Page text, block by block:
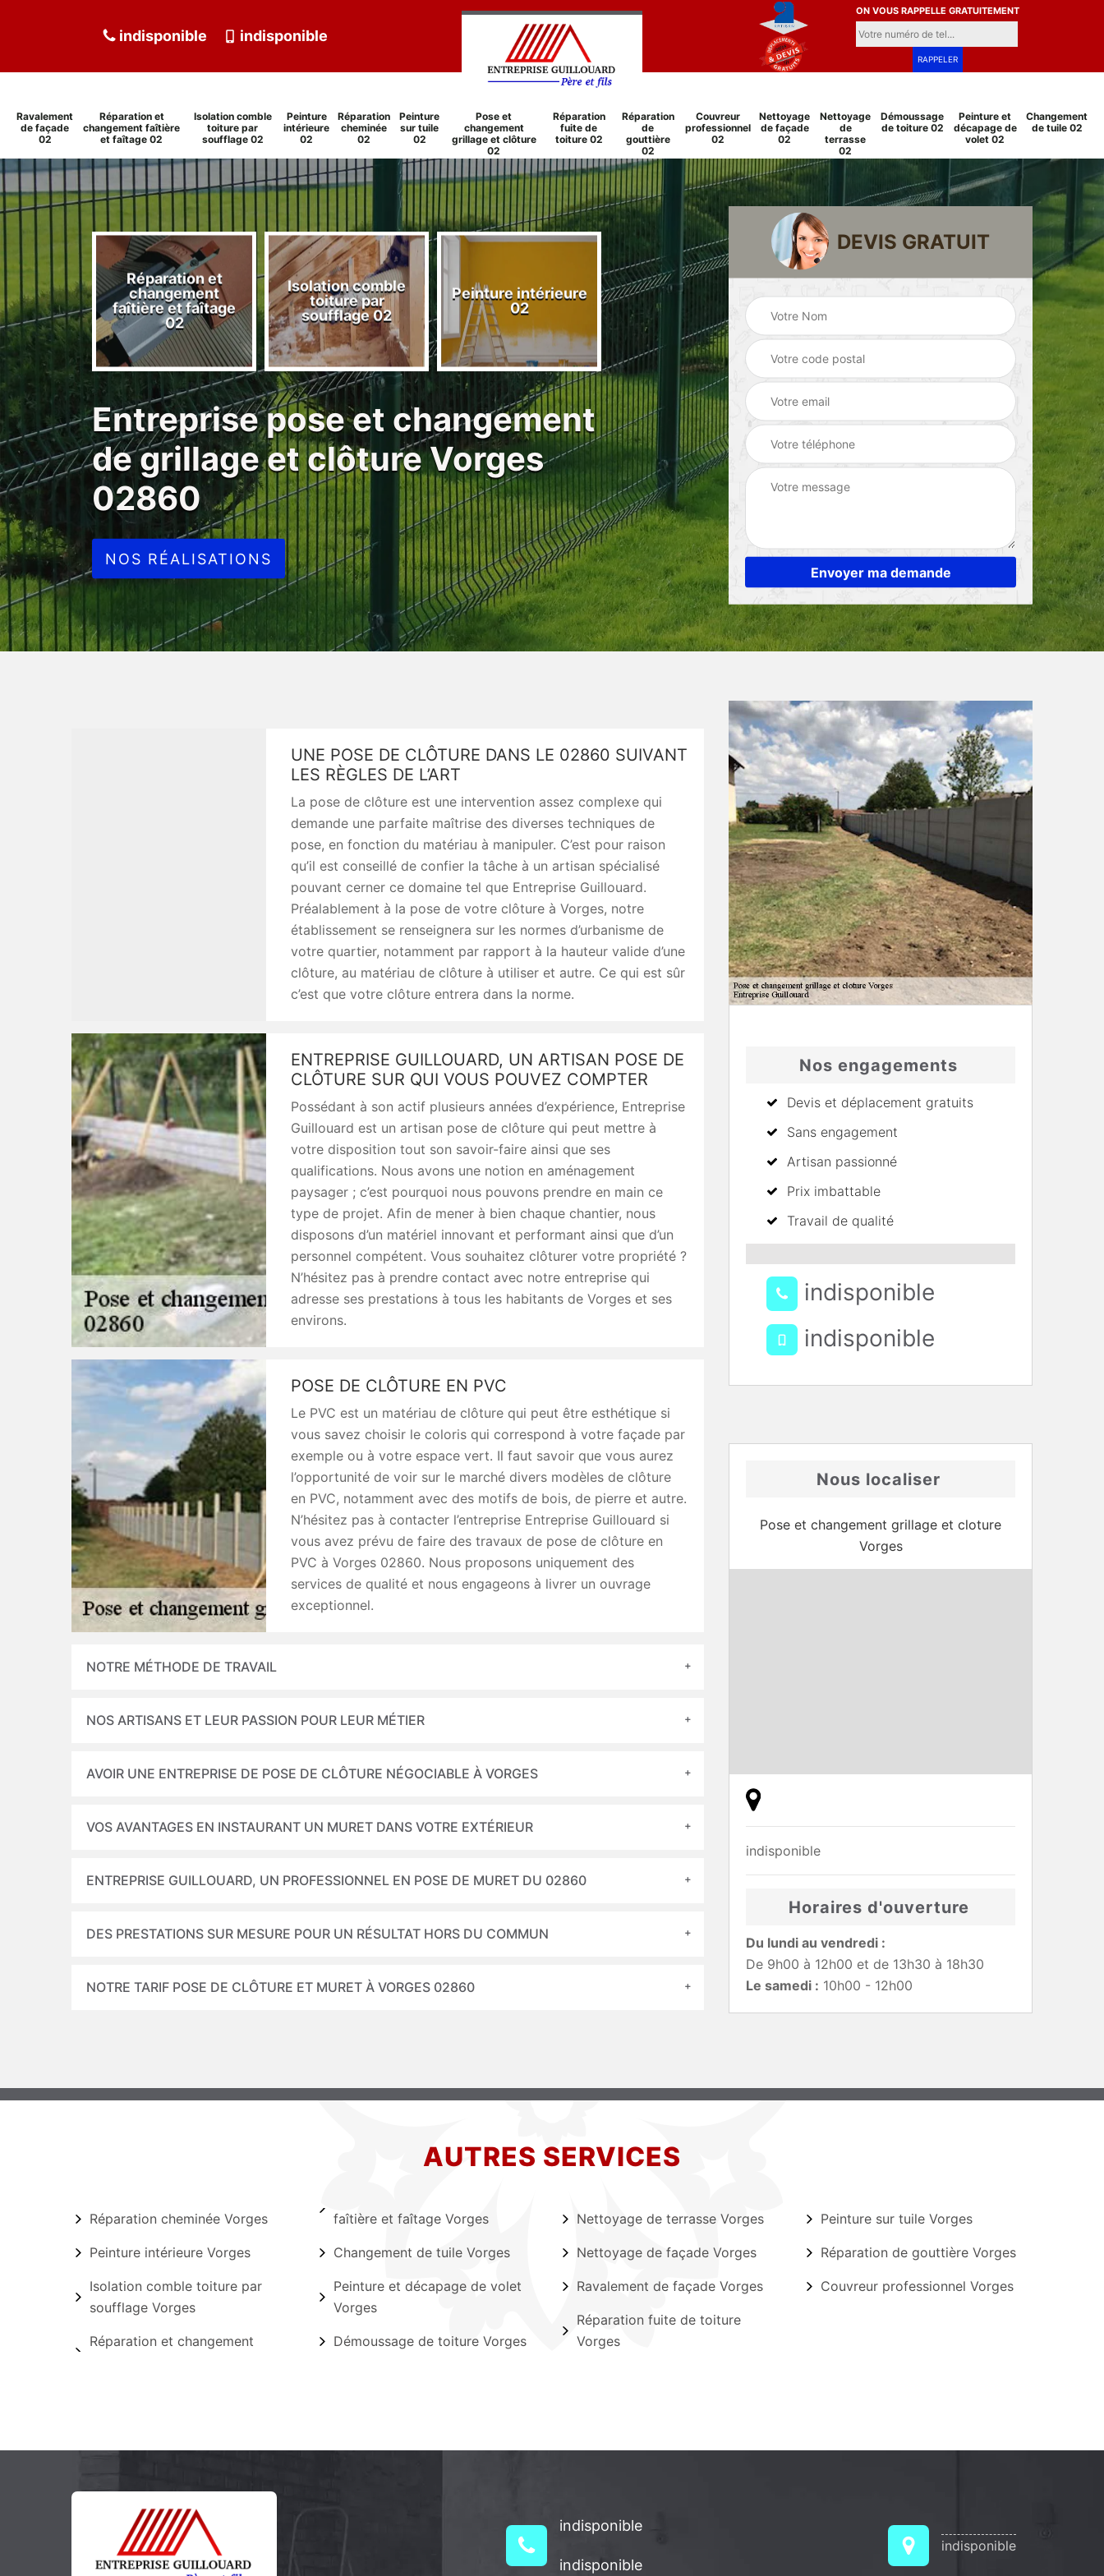
indisponible indisponible
ON VOUS RAPPELLE GRATUITEMENT
Ravalement
de façade
02
Réparation et
changement faîtière
et faîtage 02
Isolation comble
toiture par
soufflage 02
Peinture
intérieure
02
Réparation
cheminée
02
Peinture
sur tuile
02
Pose et
changement
grillage et clôture
02
Réparation
fuite de
toiture 02
Réparation
de
gouttière
02
Couvreur
professionnel
02
Nettoyage
de façade
02
Nettoyage
de
terrasse
02
Démoussage
de toiture 02
Peinture et
décapage de
volet 02
Changement
de tuile 02
de
02
Réparation et
changement
faîtière et faîtage
02
Isolation comble
toiture par
soufflage 02
Peinture intérieure
02
Réparation
cheminée 02
Peinture sur tuile
Pose et
changement
grillage et clôture
02
Entreprise pose et changement
de grillage et clôture Vorges
02860
NOS RÉALISATIONS
DEVIS GRATUIT
UNE POSE DE CLÔTURE DANS LE 02860 SUIVANT
LES RÈGLES DE L’ART
La pose de clôture est une intervention assez complexe qui
demande une parfaite maîtrise des diverses techniques de
pose, en fonction du matériau à manipuler. C’est pour raison
qu’il est conseillé de confier la tâche à un artisan spécialisé
pouvant cerner ce domaine tel que Entreprise Guillouard.
Préalablement à la pose de votre clôture à Vorges, notre
établissement se renseignera sur les normes d’urbanisme de
votre quartier, notamment par rapport à la hauteur valide d’une
clôture, au matériau de clôture à utiliser et autre. Ce qui est sûr
c’est que votre clôture entrera dans la norme.
ENTREPRISE GUILLOUARD, UN ARTISAN POSE DE
CLÔTURE SUR QUI VOUS POUVEZ COMPTER
Possédant à son actif plusieurs années d’expérience, Entreprise
Guillouard est un artisan pose de clôture qui peut mettre à
votre disposition tout son savoir-faire ainsi que ses
qualifications. Nous avons une notion en aménagement
paysager ; c’est pourquoi nous pouvons prendre en main ce
type de projet. Afin de mener à bien chaque chantier, nous
disposons d’un matériel innovant et performant ainsi que d’un
personnel compétent. Vous souhaitez clôturer votre propriété ?
N’hésitez pas à prendre contact avec notre entreprise qui
adresse ses prestations à tous les habitants de Vorges et ses
environs.
POSE DE CLÔTURE EN PVC
Le PVC est un matériau de clôture qui peut être esthétique si
vous savez choisir le coloris qui correspond à votre façade par
exemple ou à votre espace vert. Il faut savoir que vous aurez
l’opportunité de voir sur le marché divers modèles de clôture
en PVC, notamment avec des motifs de bois, de pierre et autre.
N’hésitez pas à contacter l’entreprise Entreprise Guillouard si
vous avez prévu de faire des travaux de pose de clôture en
PVC à Vorges 02860. Nous proposons uniquement des
services de qualité et nous engageons à livrer un ouvrage
exceptionnel.
NOTRE MÉTHODE DE TRAVAIL
NOS ARTISANS ET LEUR PASSION POUR LEUR MÉTIER
AVOIR UNE ENTREPRISE DE POSE DE CLÔTURE NÉGOCIABLE À VORGES
VOS AVANTAGES EN INSTAURANT UN MURET DANS VOTRE EXTÉRIEUR
ENTREPRISE GUILLOUARD, UN PROFESSIONNEL EN POSE DE MURET DU 02860
DES PRESTATIONS SUR MESURE POUR UN RÉSULTAT HORS DU COMMUN
NOTRE TARIF POSE DE CLÔTURE ET MURET À VORGES 02860
Nos engagements
Devis et déplacement gratuits
Sans engagement
Artisan passionné
Prix imbattable
Travail de qualité
indisponible
indisponible
Nous localiser
Pose et changement grillage et cloture
Vorges
indisponible
Horaires d'ouverture
Du lundi au vendredi :
De 9h00 à 12h00 et de 13h30 à 18h30
Le samedi : 10h00 - 12h00
AUTRES SERVICES
Réparation cheminée Vorges
Peinture intérieure Vorges
Isolation comble toiture par
soufflage Vorges
Réparation et changement
faîtière et faîtage Vorges
Changement de tuile Vorges
Peinture et décapage de volet
Vorges
Démoussage de toiture Vorges
Nettoyage de terrasse Vorges
Nettoyage de façade Vorges
Ravalement de façade Vorges
Réparation fuite de toiture
Vorges
Peinture sur tuile Vorges
Réparation de gouttière Vorges
Couvreur professionnel Vorges
indisponible
indisponible
indisponible